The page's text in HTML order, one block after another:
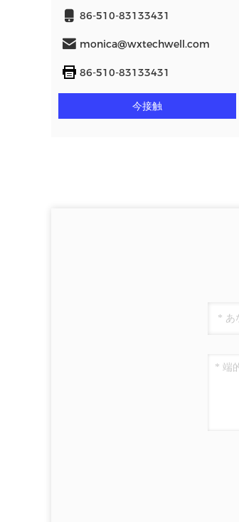
86-510-83133431
monica@wxtechwell.com
86-510-83133431
今接触